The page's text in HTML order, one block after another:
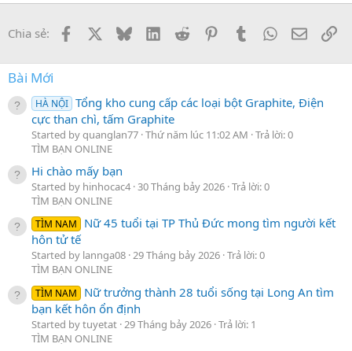
Chia sẻ: Facebook BlueskyLinkedInReddit PinterestTumblrWhatsApp
Email
Bài Mới
HÀ NỘI Tổng kho cung cấp các loại bột Graphite, Điện
cực than chì, tấm Graphite
Started by quanglan77 Thứ năm lúc 11:02 AM Trả lời: 0
TÌM BẠN ONLINE
Hi chào mấy bạn
Started by hinhocac4 30 Tháng bảy 2026 Trả lời: 0
TÌM BẠN ONLINE
TÌM NAM
Nữ 45 tuổi tại TP Thủ Đức mong tìm người kết
hôn tử tế
Started by lannga08 29 Tháng bảy 2026 Trả lời: 0
TÌM BẠN ONLINE
TÌM NAM
Nữ trưởng thành 28 tuổi sống tại Long An tìm
bạn kết hôn ổn định
Started by tuyetat 29 Tháng bảy 2026 Trả lời: 1
TÌM BẠN ONLINE